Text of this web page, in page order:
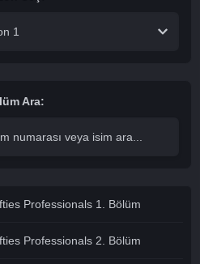
1
Ara:
Professionals 1. Bölüm
Professionals 2. Bölüm